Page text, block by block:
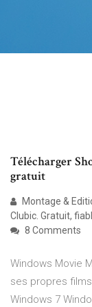
Télécharger
gratuit
Montage &
Clubic. Gratuit,
8 Comments
Windows Movie
ses propres
Windows 7